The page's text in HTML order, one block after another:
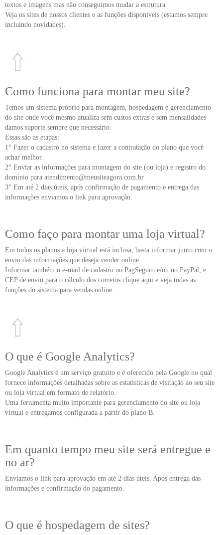
textos e imagens mas não conseguimos mudar a estrutura.
Veja os sites de nossos clientes e as funções disponíveis (estamos sempre
incluindo novidades).
Como funciona para montar meu site?
Temos um sistema próprio para montagem, hospedagem e gerenciamento
do site onde você mesmo atualiza sem custos extras e sem mensalidades
damos suporte sempre que necessário.
Essas são as etapas:
1° Fazer o cadastro no sistema e fazer a contratação do plano que você
achar melhor.
2° Enviar as informações para montagem do site (ou loja) e registro do
domínio para atendimento@meusiteagora.com.br
3° Em até 2 dias úteis, após confirmação de pagamento e entrega das
informações enviamos o link para aprovação.
Como faço para montar uma loja virtual?
Em todos os planos a loja virtual está inclusa, basta informar junto com o
envio das informações que deseja vender online.
Informar também o e-mail de cadastro no PagSeguro e/ou no PayPal, e
CEP de envio para o cálculo dos correios clique aqui e veja todas as
funções do sistema para vendas online.
O que é Google Analytics?
Google Analytics é um serviço gratuito e é oferecido pela Google no qual
fornece informações detalhadas sobre as estatísticas de visitação ao seu site
ou loja virtual em formato de relatório.
Uma ferramenta muito importante para gerenciamento do site ou loja
virtual e entregamos configurada a partir do plano B.
Em quanto tempo meu site será entregue e
no ar?
Enviamos o link para aprovação em até 2 dias úteis. Após entrega das
informações e confirmação do pagamento.
O que é hospedagem de sites?